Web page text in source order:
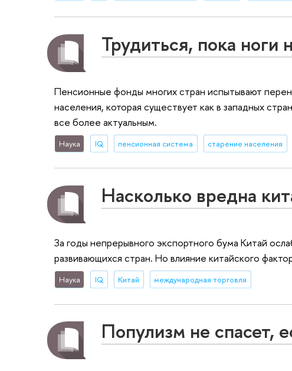
Трудиться, пока ноги
Пенсионные фонды многих стран испытывают
населения, которая существует как в западных
все более актуальным.
Наука IQ пенсионная система старение населения
Насколько вредна
За годы непрерывного экспортного бума Китай
развивающихся стран. Но влияние китайского
Наука IQ Китай международная торговля
Популизм не спасет,